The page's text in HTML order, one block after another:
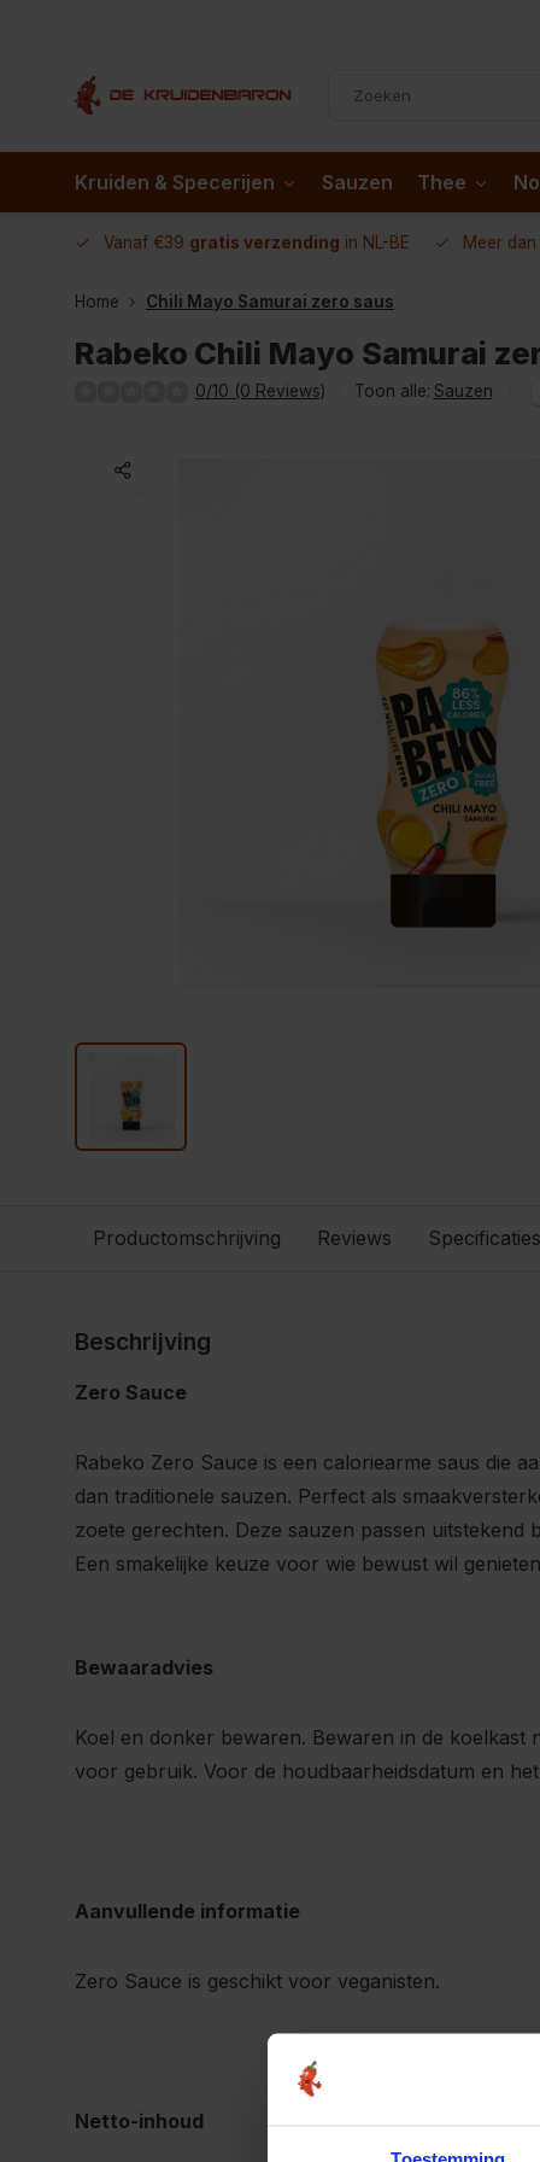
Kruiden & Specerijen Sauzen Thee
Vanaf €39 gratis verzending in NL-BE Meer dan
Home Chili Mayo Samurai zero saus
Rabeko Chili Mayo Samurai
0/10 (0 Reviews) Toon alle: Sauzen
Productomschrijving Reviews Specificaties
Beschrijving
Zero Sauce
Rabeko Zero Sauce is een caloriearme saus die
dan traditionele sauzen. Perfect als
zoete gerechten. Deze sauzen passen uitstekend
Een smakelijke keuze voor wie bewust wil
Bewaaradvies
Koel en donker bewaren. Bewaren in de koelkast
voor gebruik. Voor de houdbaarheidsdatum en
Aanvullende informatie
Zero Sauce is geschikt voor veganisten.
Netto-inhoud